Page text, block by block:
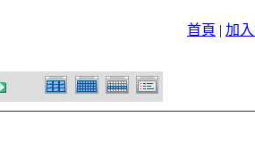
首頁 | 加